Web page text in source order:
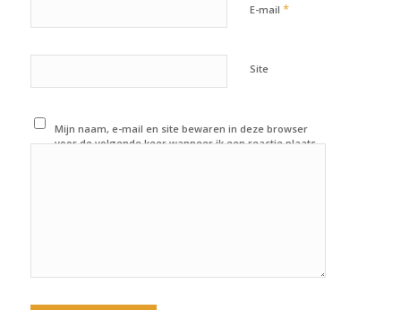
E-mail *
Site
Mijn naam, e-mail en site bewaren in deze browser
voor de volgende keer wanneer ik een reactie plaats.